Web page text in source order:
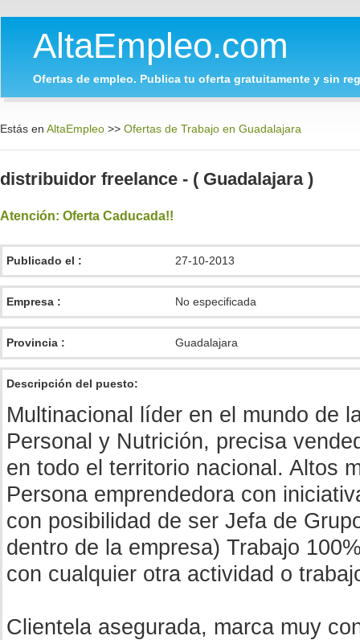
AltaEmpleo.com
Ofertas de empleo. Publica tu oferta gratuitamente y sin
Estás en AltaEmpleo >> Ofertas de Trabajo en Guadalajara
distribuidor freelance - ( Guadalajara )
Atención: Oferta Caducada!!
Publicado el : 27-10-2013
Empresa : No especificada
Provincia : Guadalajara
Descripción del puesto:
Multinacional líder en el mundo de
Personal y Nutrición, precisa
en todo el territorio nacional. Altos
Persona emprendedora con
con posibilidad de ser Jefa de
dentro de la empresa) Trabajo
con cualquier otra actividad o
Clientela asegurada, marca muy